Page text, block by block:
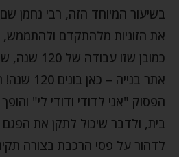
בשיעור המיוחד הזה, רבי נחמן
את הזוגיות מלהתקדם
כמובן שזו
אתר בנייה
הפסוק "אני לדודי ודודי לי"
בית, ולדבר שיכול לתקן את הפגם
לדהור על פסי הרכבת בצורה